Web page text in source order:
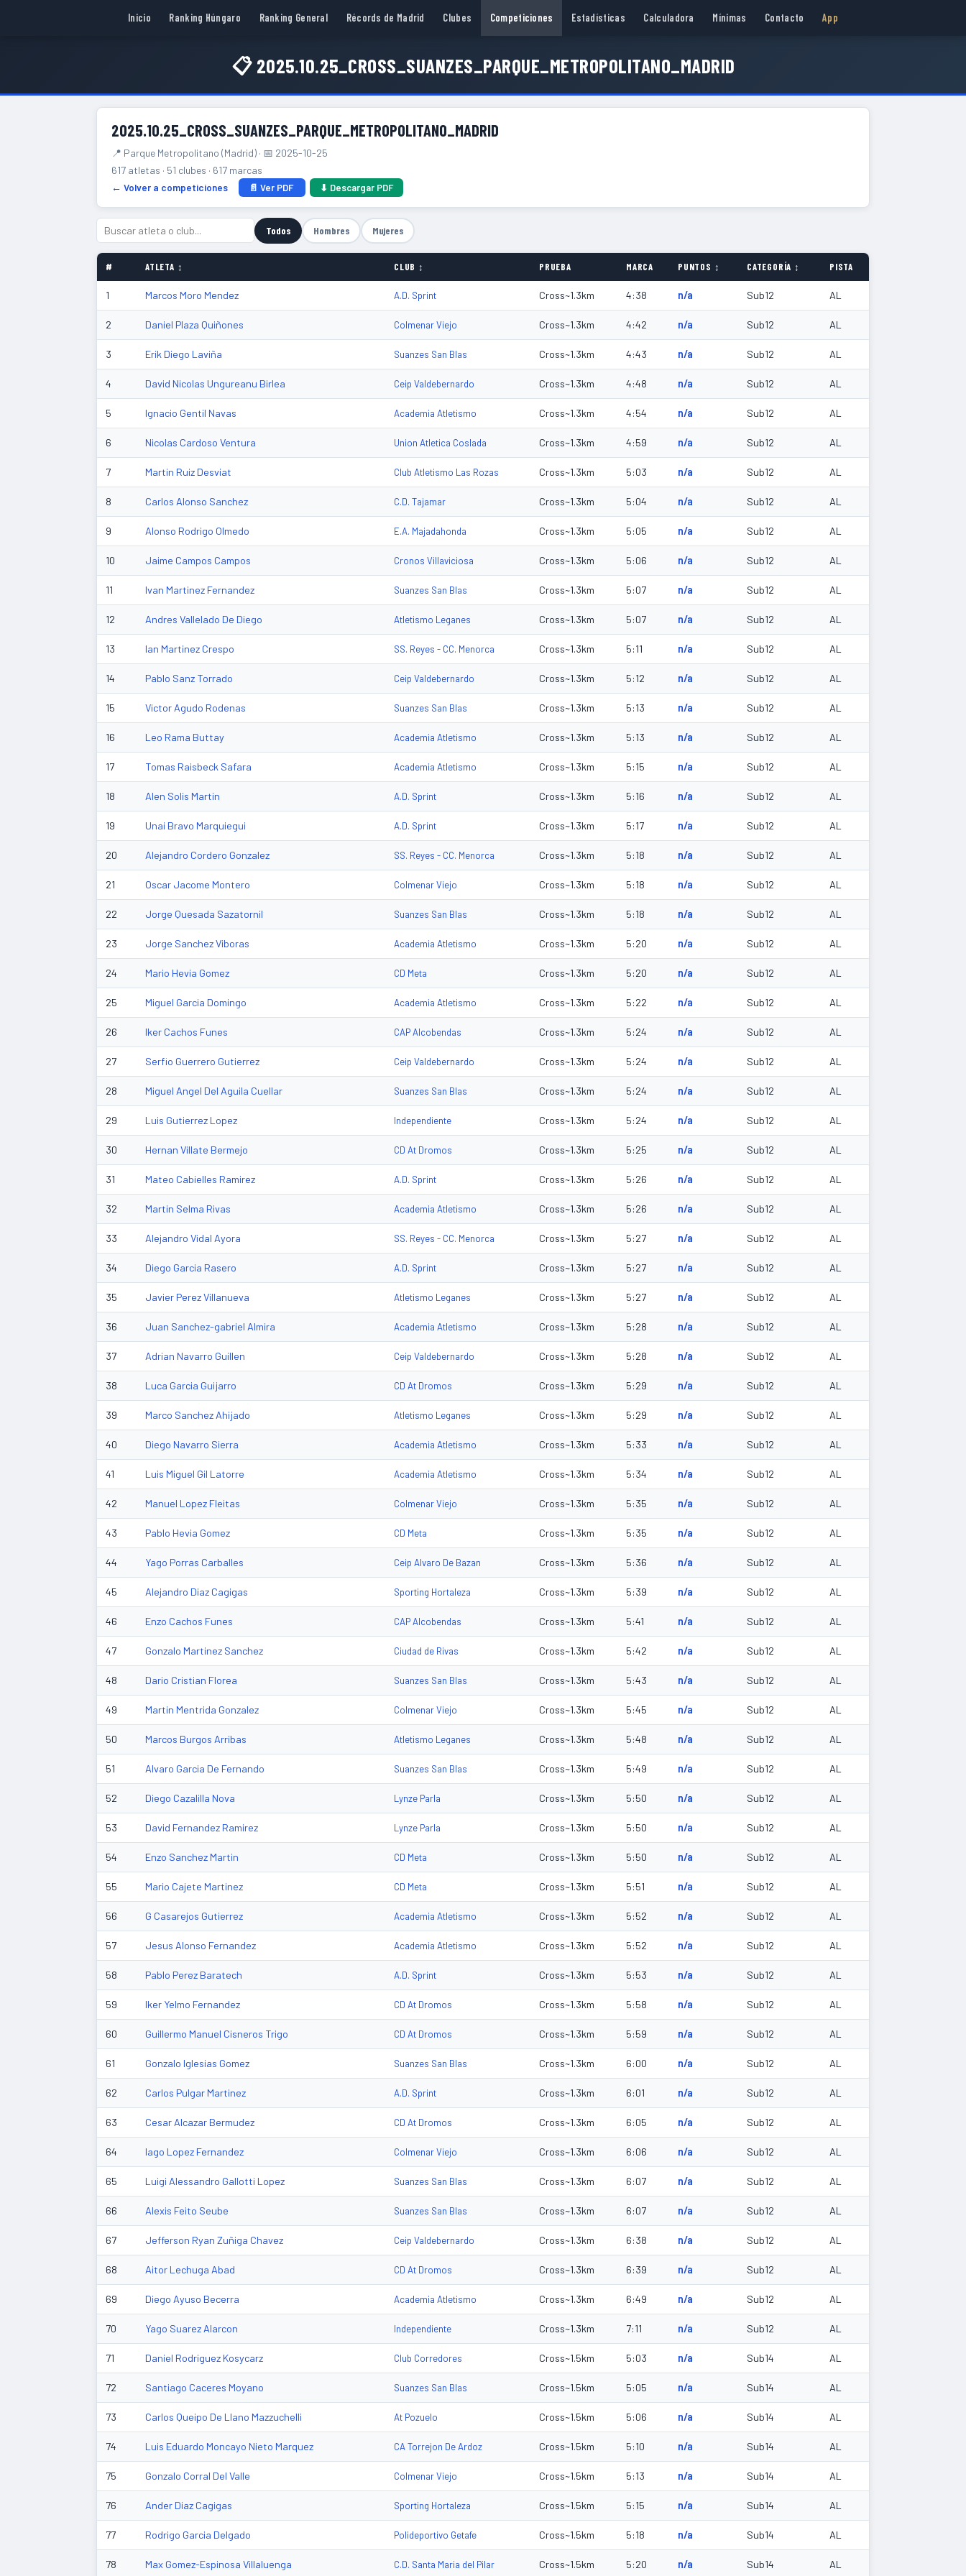
Inicio Ranking Húngaro Ranking General Récords de Madrid Clubes Competiciones Estadísticas Calculadora Mínimas Contacto App
📋 2025.10.25_CROSS_SUANZES_PARQUE_METROPOLITANO_MADRID
2025.10.25_CROSS_SUANZES_PARQUE_METROPOLITANO_MADRID
📍 Parque Metropolitano (Madrid) · 📅 2025-10-25
617 atletas · 51 clubes · 617 marcas
← Volver a competiciones
📄 Ver PDF ⬇ Descargar PDF
Todos Hombres Mujeres
# ATLETA ↕ CLUB ↕ PRUEBA MARCA PUNTOS ↕ CATEGORÍA ↕ PISTA
1 Marcos Moro Mendez A.D. Sprint Cross~1.3km 4:38 n/a Sub12 AL
2 Daniel Plaza Quiñones Colmenar Viejo Cross~1.3km 4:42 n/a Sub12 AL
3 Erik Diego Laviña Suanzes San Blas Cross~1.3km 4:43 n/a Sub12 AL
4 David Nicolas Ungureanu Birlea Ceip Valdebernardo Cross~1.3km 4:48 n/a Sub12 AL
5 Ignacio Gentil Navas Academia Atletismo Cross~1.3km 4:54 n/a Sub12 AL
6 Nicolas Cardoso Ventura Union Atletica Coslada Cross~1.3km 4:59 n/a Sub12 AL
7 Martin Ruiz Desviat Club Atletismo Las Rozas Cross~1.3km 5:03 n/a Sub12 AL
8 Carlos Alonso Sanchez C.D. Tajamar Cross~1.3km 5:04 n/a Sub12 AL
9 Alonso Rodrigo Olmedo E.A. Majadahonda Cross~1.3km 5:05 n/a Sub12 AL
10 Jaime Campos Campos Cronos Villaviciosa Cross~1.3km 5:06 n/a Sub12 AL
11 Ivan Martinez Fernandez Suanzes San Blas Cross~1.3km 5:07 n/a Sub12 AL
12 Andres Vallelado De Diego Atletismo Leganes Cross~1.3km 5:07 n/a Sub12 AL
13 Ian Martinez Crespo SS. Reyes - CC. Menorca Cross~1.3km 5:11 n/a Sub12 AL
14 Pablo Sanz Torrado Ceip Valdebernardo Cross~1.3km 5:12 n/a Sub12 AL
15 Victor Agudo Rodenas Suanzes San Blas Cross~1.3km 5:13 n/a Sub12 AL
16 Leo Rama Buttay Academia Atletismo Cross~1.3km 5:13 n/a Sub12 AL
17 Tomas Raisbeck Safara Academia Atletismo Cross~1.3km 5:15 n/a Sub12 AL
18 Alen Solis Martin A.D. Sprint Cross~1.3km 5:16 n/a Sub12 AL
19 Unai Bravo Marquiegui A.D. Sprint Cross~1.3km 5:17 n/a Sub12 AL
20 Alejandro Cordero Gonzalez SS. Reyes - CC. Menorca Cross~1.3km 5:18 n/a Sub12 AL
21 Oscar Jacome Montero Colmenar Viejo Cross~1.3km 5:18 n/a Sub12 AL
22 Jorge Quesada Sazatornil Suanzes San Blas Cross~1.3km 5:18 n/a Sub12 AL
23 Jorge Sanchez Viboras Academia Atletismo Cross~1.3km 5:20 n/a Sub12 AL
24 Mario Hevia Gomez CD Meta Cross~1.3km 5:20 n/a Sub12 AL
25 Miguel Garcia Domingo Academia Atletismo Cross~1.3km 5:22 n/a Sub12 AL
26 Iker Cachos Funes CAP Alcobendas Cross~1.3km 5:24 n/a Sub12 AL
27 Serfio Guerrero Gutierrez Ceip Valdebernardo Cross~1.3km 5:24 n/a Sub12 AL
28 Miguel Angel Del Aguila Cuellar Suanzes San Blas Cross~1.3km 5:24 n/a Sub12 AL
29 Luis Gutierrez Lopez Independiente Cross~1.3km 5:24 n/a Sub12 AL
30 Hernan Villate Bermejo CD At Dromos Cross~1.3km 5:25 n/a Sub12 AL
31 Mateo Cabielles Ramirez A.D. Sprint Cross~1.3km 5:26 n/a Sub12 AL
32 Martin Selma Rivas Academia Atletismo Cross~1.3km 5:26 n/a Sub12 AL
33 Alejandro Vidal Ayora SS. Reyes - CC. Menorca Cross~1.3km 5:27 n/a Sub12 AL
34 Diego Garcia Rasero A.D. Sprint Cross~1.3km 5:27 n/a Sub12 AL
35 Javier Perez Villanueva Atletismo Leganes Cross~1.3km 5:27 n/a Sub12 AL
36 Juan Sanchez-gabriel Almira Academia Atletismo Cross~1.3km 5:28 n/a Sub12 AL
37 Adrian Navarro Guillen Ceip Valdebernardo Cross~1.3km 5:28 n/a Sub12 AL
38 Luca Garcia Guijarro CD At Dromos Cross~1.3km 5:29 n/a Sub12 AL
39 Marco Sanchez Ahijado Atletismo Leganes Cross~1.3km 5:29 n/a Sub12 AL
40 Diego Navarro Sierra Academia Atletismo Cross~1.3km 5:33 n/a Sub12 AL
41 Luis Miguel Gil Latorre Academia Atletismo Cross~1.3km 5:34 n/a Sub12 AL
42 Manuel Lopez Fleitas Colmenar Viejo Cross~1.3km 5:35 n/a Sub12 AL
43 Pablo Hevia Gomez CD Meta Cross~1.3km 5:35 n/a Sub12 AL
44 Yago Porras Carballes Ceip Alvaro De Bazan Cross~1.3km 5:36 n/a Sub12 AL
45 Alejandro Diaz Cagigas Sporting Hortaleza Cross~1.3km 5:39 n/a Sub12 AL
46 Enzo Cachos Funes CAP Alcobendas Cross~1.3km 5:41 n/a Sub12 AL
47 Gonzalo Martinez Sanchez Ciudad de Rivas Cross~1.3km 5:42 n/a Sub12 AL
48 Dario Cristian Florea Suanzes San Blas Cross~1.3km 5:43 n/a Sub12 AL
49 Martin Mentrida Gonzalez Colmenar Viejo Cross~1.3km 5:45 n/a Sub12 AL
50 Marcos Burgos Arribas Atletismo Leganes Cross~1.3km 5:48 n/a Sub12 AL
51 Alvaro Garcia De Fernando Suanzes San Blas Cross~1.3km 5:49 n/a Sub12 AL
52 Diego Cazalilla Nova Lynze Parla Cross~1.3km 5:50 n/a Sub12 AL
53 David Fernandez Ramirez Lynze Parla Cross~1.3km 5:50 n/a Sub12 AL
54 Enzo Sanchez Martin CD Meta Cross~1.3km 5:50 n/a Sub12 AL
55 Mario Cajete Martinez CD Meta Cross~1.3km 5:51 n/a Sub12 AL
56 G Casarejos Gutierrez Academia Atletismo Cross~1.3km 5:52 n/a Sub12 AL
57 Jesus Alonso Fernandez Academia Atletismo Cross~1.3km 5:52 n/a Sub12 AL
58 Pablo Perez Baratech A.D. Sprint Cross~1.3km 5:53 n/a Sub12 AL
59 Iker Yelmo Fernandez CD At Dromos Cross~1.3km 5:58 n/a Sub12 AL
60 Guillermo Manuel Cisneros Trigo CD At Dromos Cross~1.3km 5:59 n/a Sub12 AL
61 Gonzalo Iglesias Gomez Suanzes San Blas Cross~1.3km 6:00 n/a Sub12 AL
62 Carlos Pulgar Martinez A.D. Sprint Cross~1.3km 6:01 n/a Sub12 AL
63 Cesar Alcazar Bermudez CD At Dromos Cross~1.3km 6:05 n/a Sub12 AL
64 Iago Lopez Fernandez Colmenar Viejo Cross~1.3km 6:06 n/a Sub12 AL
65 Luigi Alessandro Gallotti Lopez Suanzes San Blas Cross~1.3km 6:07 n/a Sub12 AL
66 Alexis Feito Seube Suanzes San Blas Cross~1.3km 6:07 n/a Sub12 AL
67 Jefferson Ryan Zuñiga Chavez Ceip Valdebernardo Cross~1.3km 6:38 n/a Sub12 AL
68 Aitor Lechuga Abad CD At Dromos Cross~1.3km 6:39 n/a Sub12 AL
69 Diego Ayuso Becerra Academia Atletismo Cross~1.3km 6:49 n/a Sub12 AL
70 Yago Suarez Alarcon Independiente Cross~1.3km 7:11 n/a Sub12 AL
71 Daniel Rodriguez Kosycarz Club Corredores Cross~1.5km 5:03 n/a Sub14 AL
72 Santiago Caceres Moyano Suanzes San Blas Cross~1.5km 5:05 n/a Sub14 AL
73 Carlos Queipo De Llano Mazzuchelli At Pozuelo Cross~1.5km 5:06 n/a Sub14 AL
74 Luis Eduardo Moncayo Nieto Marquez CA Torrejon De Ardoz Cross~1.5km 5:10 n/a Sub14 AL
75 Gonzalo Corral Del Valle Colmenar Viejo Cross~1.5km 5:13 n/a Sub14 AL
76 Ander Diaz Cagigas Sporting Hortaleza Cross~1.5km 5:15 n/a Sub14 AL
77 Rodrigo Garcia Delgado Polideportivo Getafe Cross~1.5km 5:18 n/a Sub14 AL
78 Max Gomez-Espinosa Villaluenga C.D. Santa Maria del Pilar Cross~1.5km 5:20 n/a Sub14 AL